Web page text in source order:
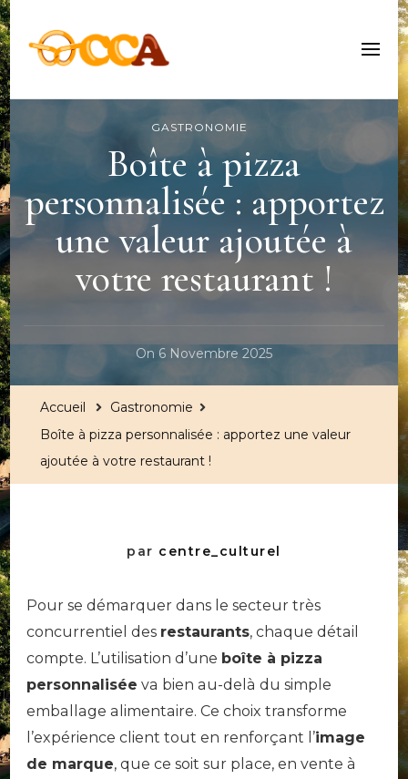
Centre Culturel Alsacien
GASTRONOMIE
Boîte à pizza
personnalisée : apportez
une valeur ajoutée à
votre restaurant !
On 6 Novembre 2025
Accueil
Gastronomie
Boîte à pizza personnalisée : apportez une valeur
ajoutée à votre restaurant !
par centre_culturel
Pour se démarquer dans le secteur très
concurrentiel des restaurants, chaque détail
compte. L’utilisation d’une boîte à pizza
personnalisée va bien au-delà du simple
emballage alimentaire. Ce choix transforme
l’expérience client tout en renforçant l’image
de marque, que ce soit sur place, en vente à